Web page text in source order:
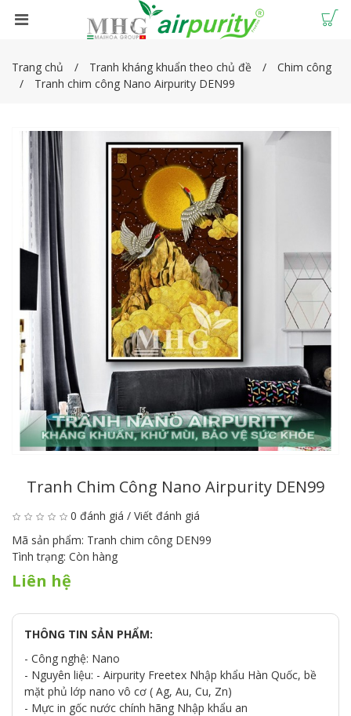
Trang chủ Tranh kháng khuẩn theo chủ đề
Chim công
Tranh chim công Nano Airpurity DEN99
Tranh Chim Công Nano Airpurity DEN99
0 đánh giá / Viết đánh giá
Mã sản phẩm: Tranh chim công DEN99
Tình trạng: Còn hàng
Liên hệ
THÔNG TIN SẢN PHẨM:
- Công nghệ: Nano
- Nguyên liệu: - Airpurity Freetex Nhập khẩu Hàn Quốc, bề
mặt phủ lớp nano vô cơ ( Ag, Au, Cu, Zn)
- Mực in gốc nước chính hãng Nhập khẩu an